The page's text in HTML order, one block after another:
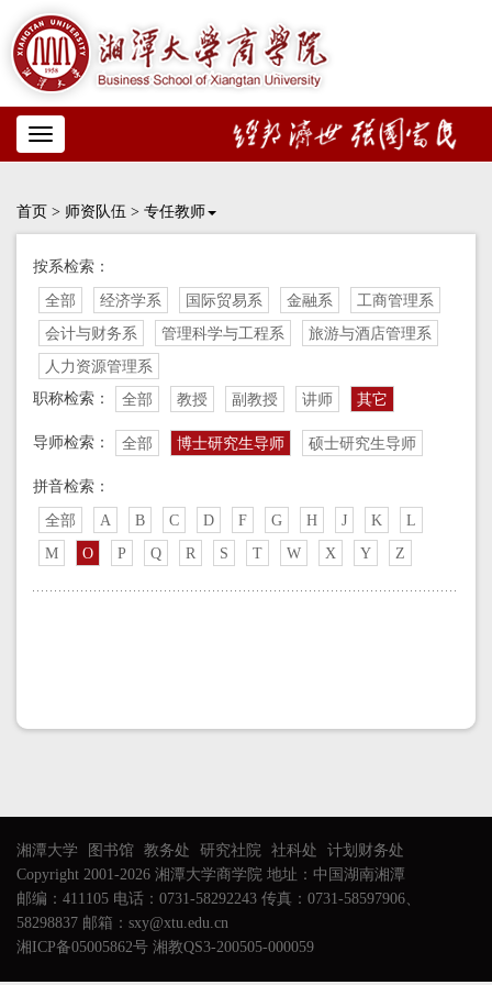
Toggle
navigation
首页 > 师资队伍 > 专任教师
按系检索：
全部 经济学系 国际贸易系 金融系
工商管理系
会计与财务系
管理科学与工程系
旅游与酒店管理系
人力资源管理系
职称检索：
全部 教授 副教授 讲师 其它
导师检索： 全部 博士研究生导师 硕士研究生导师
拼音检索：
全部 A B C D F G H J K
L
M
O P Q R S T W X Y Z
湘潭大学 图书馆 教务处 研究社院 社科处
计划财务处
Copyright 2001-2026 湘潭大学商学院 地址：中国湖南湘潭
邮编：411105 电话：0731-58292243 传真：0731-58597906、
58298837 邮箱：sxy@xtu.edu.cn
湘ICP备05005862号 湘教QS3-200505-000059